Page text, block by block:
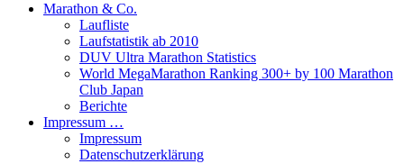
Marathon & Co.
Laufliste
Laufstatistik ab 2010
DUV Ultra Marathon Statistics
World MegaMarathon Ranking 300+ by 100 Marathon
Club Japan
Berichte
Impressum …
Impressum
Datenschutzerklärung